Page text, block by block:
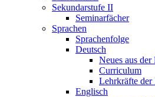
Sekundarstufe II
Seminarfächer
Sprachen
Sprachenfolge
Deutsch
Neues aus der
Curriculum
Lehrkräfte der
Englisch